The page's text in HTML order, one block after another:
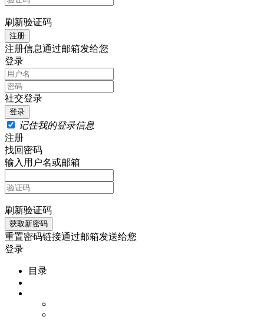
刷新验证码
注册信息通过邮箱发给您
登录
社交登录
记住我的登录信息
注册
找回密码
输入用户名或邮箱
刷新验证码
重置密码链接通过邮箱发送给您
登录
目录